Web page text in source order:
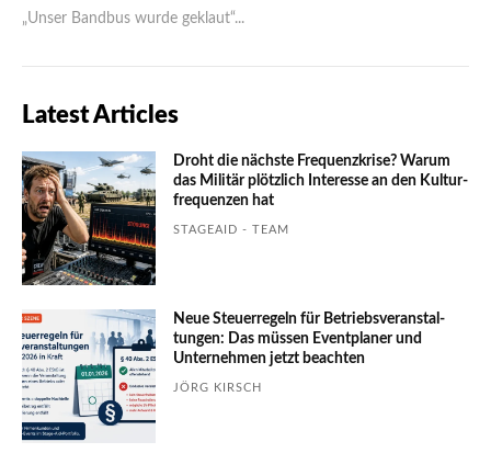
„Unser Bandbus wurde geklaut“...
Latest Articles
Droht die nächste Frequenzkrise? Warum
das Mili­tär plötzlich Inte­resse an den Kultur­
fre­quen­zen hat
STAGEAID - TEAM
Neue Steuerregeln für Betriebs­ver­an­stal­
tungen: Das müssen Event­planer und
Unter­nehmen jetzt beachten
JÖRG KIRSCH